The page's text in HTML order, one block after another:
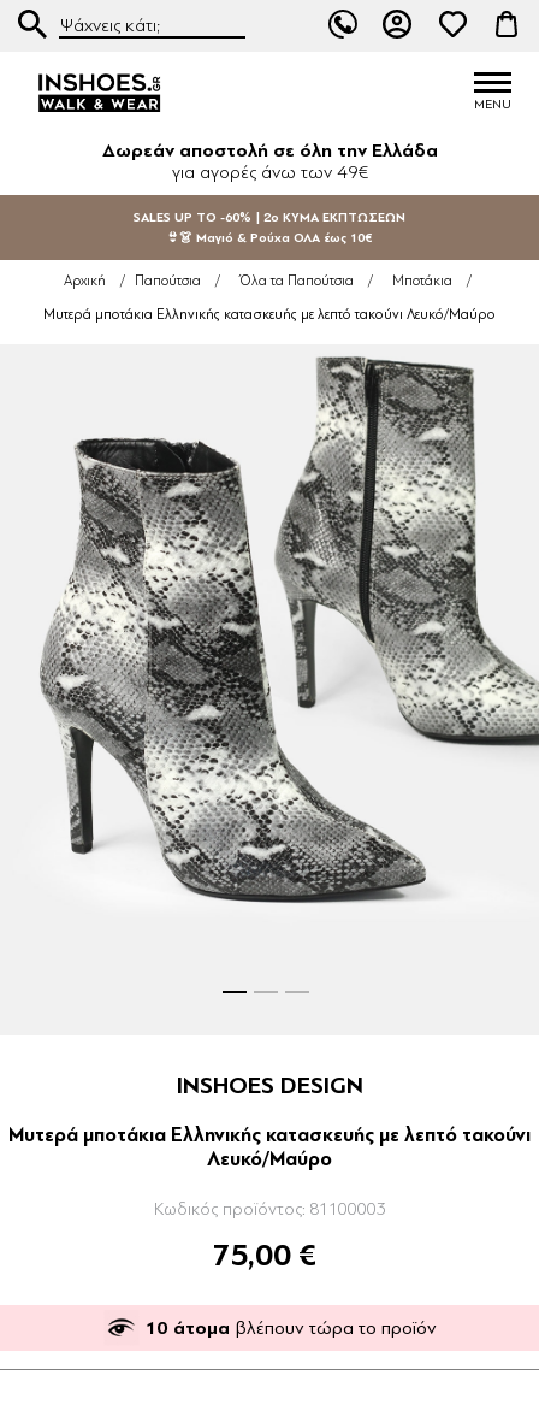
Δωρεάν αποστολή σε όλη την Ελλάδα
για αγορές άνω των 49€
SALES UP TO -60% | 2ο ΚΥΜΑ ΕΚΠΤΩΣΕΩΝ
👙👗 Μαγιό & Ρούχα ΟΛΑ έως 10€
Αρχική / Παπούτσια / Όλα τα Παπούτσια / Μποτάκια /
Μυτερά μποτάκια Ελληνικής κατασκευής με λεπτό τακούνι Λευκό/Μαύρο
INSHOES DESIGN
Μυτερά μποτάκια Ελληνικής κατασκευής με λεπτό τακούνι
Λευκό/Μαύρο
Κωδικός προϊόντος: 81100003
75,00 €
10 άτομα βλέπουν τώρα το προϊόν